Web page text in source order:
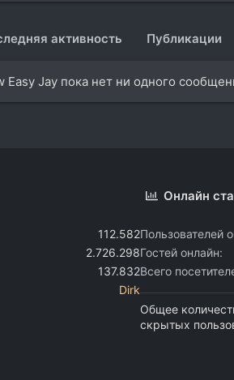
активность Публикации
Easy Jay пока нет ни одного
112.582
2.726.298
137.832
Dirk
Онлайн
Пользователей
Гостей онлайн
Всего
Общее
скрытых